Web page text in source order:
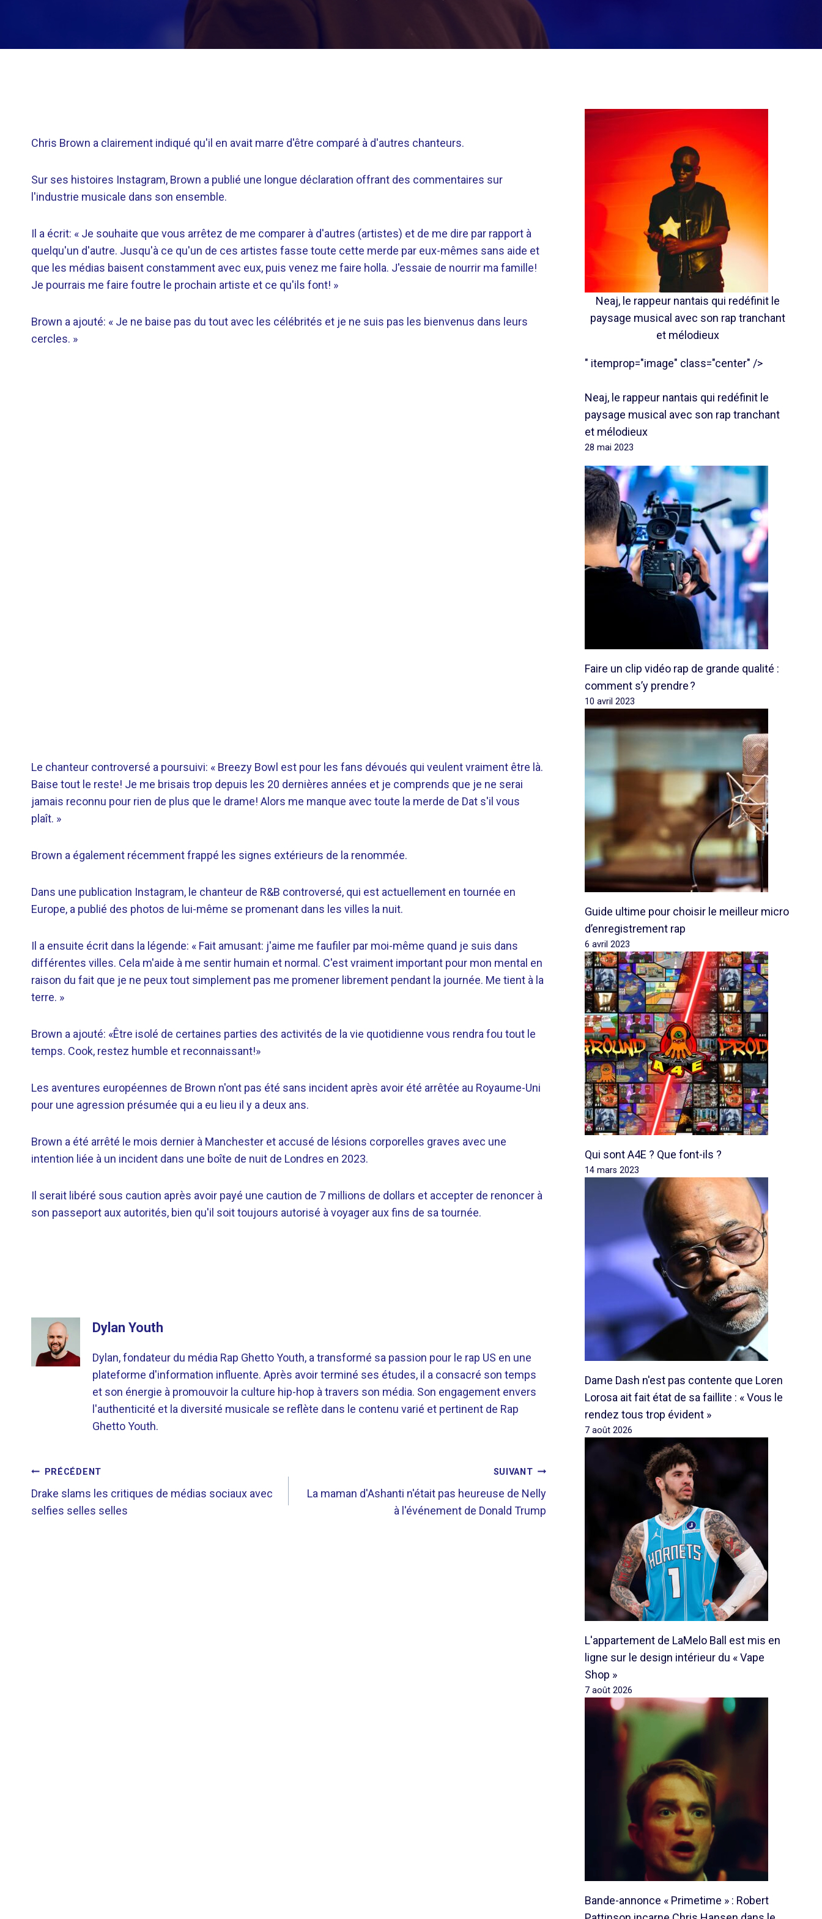
Chris Brown a clairement indiqué qu'il en avait marre d'être comparé à d'autres chanteurs.
Sur ses histoires Instagram, Brown a publié une longue déclaration offrant des commentaires sur
l'industrie musicale dans son ensemble.
Il a écrit: « Je souhaite que vous arrêtez de me comparer à d'autres (artistes) et de me dire par rapport à
quelqu'un d'autre. Jusqu'à ce qu'un de ces artistes fasse toute cette merde par eux-mêmes sans aide et
que les médias baisent constamment avec eux, puis venez me faire holla. J'essaie de nourrir ma famille!
Je pourrais me faire foutre le prochain artiste et ce qu'ils font! »
Brown a ajouté: « Je ne baise pas du tout avec les célébrités et je ne suis pas les bienvenus dans leurs
cercles. »
Le chanteur controversé a poursuivi: « Breezy Bowl est pour les fans dévoués qui veulent vraiment être là.
Baise tout le reste! Je me brisais trop depuis les 20 dernières années et je comprends que je ne serai
jamais reconnu pour rien de plus que le drame! Alors me manque avec toute la merde de Dat s'il vous
plaît. »
Brown a également récemment frappé les signes extérieurs de la renommée.
Dans une publication Instagram, le chanteur de R&B controversé, qui est actuellement en tournée en
Europe, a publié des photos de lui-même se promenant dans les villes la nuit.
Il a ensuite écrit dans la légende: « Fait amusant: j'aime me faufiler par moi-même quand je suis dans
différentes villes. Cela m'aide à me sentir humain et normal. C'est vraiment important pour mon mental en
raison du fait que je ne peux tout simplement pas me promener librement pendant la journée. Me tient à la
terre. »
Brown a ajouté: «Être isolé de certaines parties des activités de la vie quotidienne vous rendra fou tout le
temps. Cook, restez humble et reconnaissant!»
Les aventures européennes de Brown n'ont pas été sans incident après avoir été arrêtée au Royaume-Uni
pour une agression présumée qui a eu lieu il y a deux ans.
Brown a été arrêté le mois dernier à Manchester et accusé de lésions corporelles graves avec une
intention liée à un incident dans une boîte de nuit de Londres en 2023.
Il serait libéré sous caution après avoir payé une caution de 7 millions de dollars et accepter de renoncer à
son passeport aux autorités, bien qu'il soit toujours autorisé à voyager aux fins de sa tournée.
Dylan Youth
Dylan, fondateur du média Rap Ghetto Youth, a transformé sa passion pour le rap US en une
plateforme d'information influente. Après avoir terminé ses études, il a consacré son temps
et son énergie à promouvoir la culture hip-hop à travers son média. Son engagement envers
l'authenticité et la diversité musicale se reflète dans le contenu varié et pertinent de Rap
Ghetto Youth.
NAVIGATION
DE
PRÉCÉDENT
Drake slams les critiques de médias sociaux avec
selfies selles selles
SUIVANT
La maman d'Ashanti n'était pas heureuse de Nelly
à l'événement de Donald Trump
Neaj, le rappeur nantais qui redéfinit le
paysage musical avec son rap tranchant
et mélodieux
" itemprop="image" class="center" />
Neaj, le rappeur nantais qui redéfinit le
paysage musical avec son rap tranchant
et mélodieux
28 mai 2023
Faire un clip vidéo rap de grande qualité :
comment s’y prendre ?
10 avril 2023
Guide ultime pour choisir le meilleur micro
d’enregistrement rap
6 avril 2023
Qui sont A4E ? Que font-ils ?
14 mars 2023
Dame Dash n'est pas contente que Loren
Lorosa ait fait état de sa faillite : « Vous le
rendez tous trop évident »
7 août 2026
L'appartement de LaMelo Ball est mis en
ligne sur le design intérieur du « Vape
Shop »
7 août 2026
Bande-annonce « Primetime » : Robert